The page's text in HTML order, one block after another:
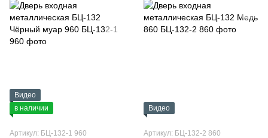
Видео
в наличии
Артикул: БЦ-132-1 960
Видео
Артикул: БЦ-132-2 860